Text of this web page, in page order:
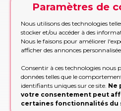
Etre
Trop occupé pour
contacts, nous
Appelez
Appelez-nous pour les
pendant les
APPELEZ
Paramètres de
Nous utilisons des technologies
stocker et/ou accéder à des
Nous le faisons pour améliorer
afficher des annonces
Consentir à ces technologies nous
données telles que le
identifiants uniques sur ce site. Ne
votre consentement peut
certaines fonctionnalités du